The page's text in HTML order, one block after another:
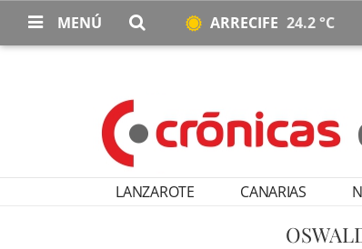
MENÚ ARRECIFE 24.2 °C
LANZAROTE CANARIAS